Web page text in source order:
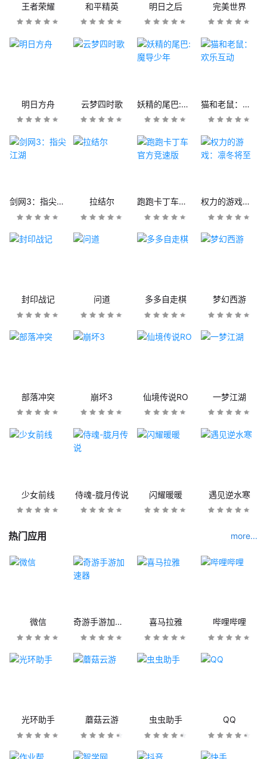
王者荣耀 和平精英 明日之后 完美世界
明日方舟 云梦四时歌 妖精的尾巴:魔导少年 猫和老鼠：欢乐互动
剑网3：指尖江湖 拉结尔 跑跑卡丁车官方竞速版 权力的游戏：凛冬将至
封印战记 问道 多多自走棋 梦幻西游
部落冲突 崩坏3 仙境传说RO 一梦江湖
少女前线 侍魂-胧月传说 闪耀暖暖 遇见逆水寒
热门应用 more...
微信 奇游手游加速器 喜马拉雅 哔哩哔哩
光环助手 蘑菇云游 虫虫助手 QQ